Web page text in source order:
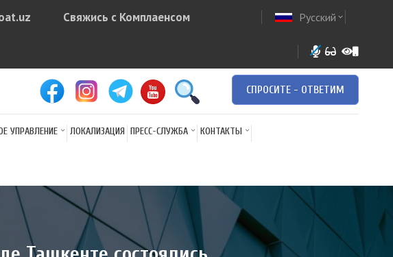
arrow
Свяжись с Комплаенсом Русский expand_more
СПРОСИТЕ - ОТВЕТИМ
УПРАВЛЕНИЕ ЛОКАЛИЗАЦИЯ ПРЕСС-СЛУЖБА КОНТАКТЫ